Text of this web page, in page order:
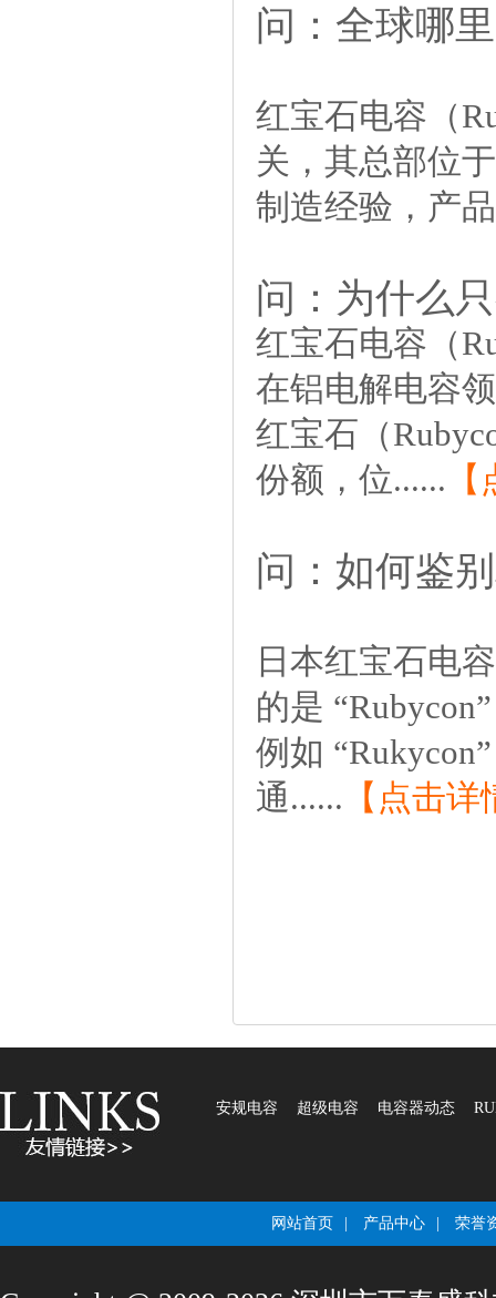
问：全球哪
红宝石电容（
关，其总部位
制造经验，产
问：为什么
红宝石电容（
在铝电解电容
红宝石（
份额，位......
问：如何鉴
日本红宝石电
的是
例如
通...... 【点击详
安规电容 超级电容 电容器动态
网站首页 产品中心 荣誉